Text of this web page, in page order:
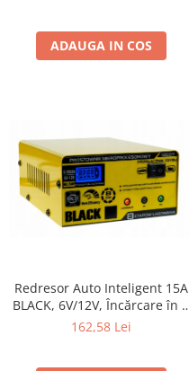
ADAUGA IN COS
Redresor Auto Inteligent 15A
BLACK, 6V/12V, Încărcare în 8
Pași, Microprocesor MCU
162,58 Lei